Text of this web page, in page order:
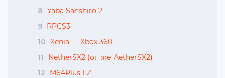
8 Yaba Sanshiro 2
9 RPCS3
10 Xenia — Xbox 360
11
NetherSX2 (он же AetherSX2)
12
M64Plus FZ